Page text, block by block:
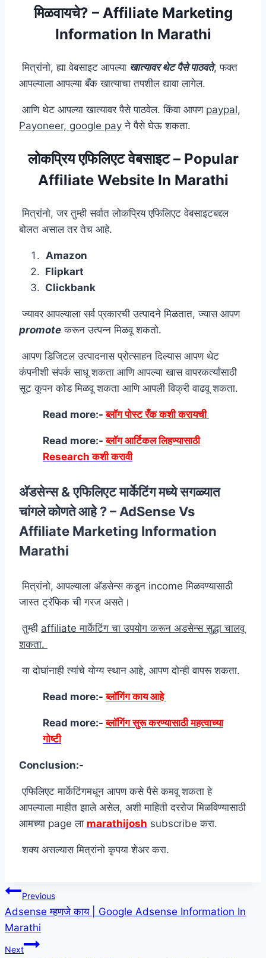
मिळवायचे? – Affiliate Marketing
Information In Marathi
मित्रांनो, ह्या वेबसाइट आपल्या खात्यावर थेट पैसे पाठवते, फक्त
आपल्याला आपल्या बँक खात्याचा तपशील द्यावा लागेल.
आणि थेट आपल्या खात्यावर पैसे पाठवेल. किंवा आपण paypal,
Payoneer, google pay ने पैसे घेऊ शकता.
लोकप्रिय एफिलिएट वेबसाइट – Popular
Affiliate Website In Marathi
मित्रांनो, जर तुम्ही सर्वात लोकप्रिय एफिलिएट वेबसाइटबद्दल
बोलत असाल तर तेच आहे.
Amazon
Flipkart
Clickbank
ज्यावर आपल्याला सर्व प्रकारची उत्पादने मिळतात, ज्यास आपण
promote करून उत्पन्न मिळवू शकतो.
आपण डिजिटल उत्पादनास प्रोत्साहन दिल्यास आपण थेट
कंपनीशी संपर्क साधू शकता आणि आपल्या खास वापरकर्त्यांसाठी
सूट कूपन कोड मिळवू शकता आणि आपली विक्री वाढवू शकता.
Read more:-ब्लॉग पोस्ट रँक कशी करायची
Read more:-ब्लॉग आर्टिकल लिहण्यासाठी
Research कशी करावी
अ‍ॅडसेन्स & एफिलिएट मार्केटिंग मध्ये सगळ्यात
चांगले कोणते आहे ? – AdSense Vs
Affiliate Marketing Information
Marathi
मित्रांनो, आपल्याला अ‍ॅडसेन्स कडून income मिळवण्यासाठी
जास्त ट्रॅफिक ची गरज असते।
तुम्ही affiliate मार्केटिंग चा उपयोग करून अडसेन्स सुद्धा चालवू
शकता.
या दोघांनाही त्यांचे योग्य स्थान आहे, आपण दोन्ही वापरू शकता.
Read more:-ब्लॉगिंग काय आहे
Read more:-ब्लॉगिंग सुरू करण्यासाठी महत्वाच्या
गोष्टी
Conclusion:-
एफिलिएट मार्केटिंगमधून आपण कसे पैसे कमवू शकता हे
आपल्याला माहीत झाले असेल, अशी माहिती दररोज मिळविण्यासाठी
आमच्या page ला marathijosh subscribe करा.
शक्य असल्यास मित्रांनो कृपया शेअर करा.
Post
navigation
Previous
Adsense म्हणजे काय | Google Adsense Information In
Marathi
Next